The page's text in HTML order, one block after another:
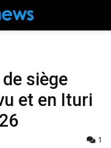
siège
et en Ituri
1